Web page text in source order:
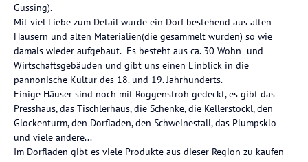
Güssing).
Mit viel Liebe zum Detail wurde ein Dorf bestehend aus alten
Häusern und alten Materialien(die gesammelt wurden) so wie
damals wieder aufgebaut. Es besteht aus ca. 30 Wohn- und
Wirtschaftsgebäuden und gibt uns einen Einblick in die
pannonische Kultur des 18. und 19. Jahrhunderts.
Einige Häuser sind noch mit Roggenstroh gedeckt, es gibt das
Presshaus, das Tischlerhaus, die Schenke, die Kellerstöckl, den
Glockenturm, den Dorfladen, den Schweinestall, das Plumpsklo
und viele andere...
Im Dorfladen gibt es viele Produkte aus dieser Region zu kaufen